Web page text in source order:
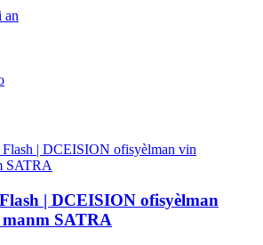
an
| DCEISION ofisyèlman
SATRA